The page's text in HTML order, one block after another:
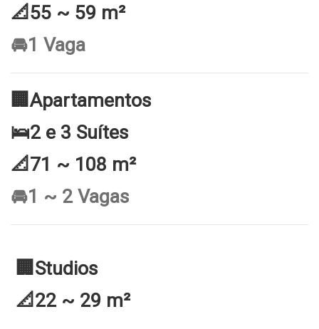
📐55 ~ 59 m²
🚘1 Vaga
🏢Apartamentos
🛌2 e 3 Suítes
📐71 ~ 108 m²
🚘1 ~ 2 Vagas
🏢Studios
📐22 ~ 29 m²